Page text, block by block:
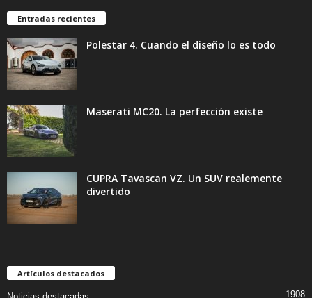
Entradas recientes
Polestar 4. Cuando el diseño lo es todo
Maserati MC20. La perfección existe
CUPRA Tavascan VZ. Un SUV realemente
divertido
Artículos destacados
1908